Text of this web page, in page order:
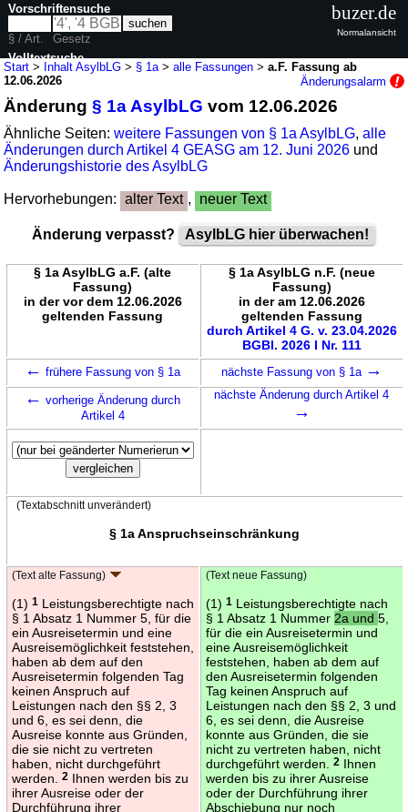
Start > Inhalt AsylbLG > § 1a >alle Fassungen >a.F. Fassung ab
12.06.2026
Änderungsalarm
Änderung§ 1a AsylbLG vom 12.06.2026
Ähnliche Seiten:weitere Fassungen von § 1a AsylbLG,alle
Änderungen durch Artikel 4 GEASG am 12. Juni 2026 und
Änderungshistorie des AsylbLG
Hervorhebungen: alter Text , neuer Text
Änderung verpasst? AsylbLG hier überwachen!
§ 1a AsylbLG a.F. (alte
Fassung)
in der vor dem 12.06.2026
geltenden Fassung
§ 1a AsylbLG n.F. (neue
Fassung)
in der am 12.06.2026
geltenden Fassung
durch Artikel 4 G. v. 23.04.2026
BGBl. 2026 I Nr. 111
← frühere Fassung von § 1a nächste Fassung von § 1a →
← vorherige Änderung durch
Artikel 4
nächste Änderung durch Artikel 4
→
(Textabschnitt unverändert)
§ 1a Anspruchseinschränkung
(Text alte Fassung)
(1) 1Leistungsberechtigte nach
§ 1 Absatz 1 Nummer 5, für die
ein Ausreisetermin und eine
Ausreisemöglichkeit feststehen,
haben ab dem auf den
Ausreisetermin folgenden Tag
keinen Anspruch auf
Leistungen nach den §§ 2, 3
und 6, es sei denn, die
Ausreise konnte aus Gründen,
die sie nicht zu vertreten
haben, nicht durchgeführt
werden.
2Ihnen werden bis zu
ihrer Ausreise oder der
Durchführung ihrer
(Text neue Fassung)
(1) 1Leistungsberechtigte nach
§ 1 Absatz 1 Nummer 2a und 5,
für die ein Ausreisetermin und
eine Ausreisemöglichkeit
feststehen, haben ab dem auf
den Ausreisetermin folgenden
Tag keinen Anspruch auf
Leistungen nach den §§ 2, 3 und
6, es sei denn, die Ausreise
konnte aus Gründen, die sie
nicht zu vertreten haben, nicht
durchgeführt werden.
2Ihnen
werden bis zu ihrer Ausreise
oder der Durchführung ihrer
Abschiebung nur noch
Vorschriftensuche
§ / Art.
Gesetz
Volltextsuche
buzer.de
Normalansicht